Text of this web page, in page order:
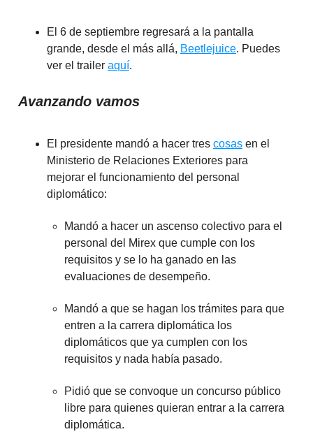
El 6 de septiembre regresará a la pantalla
grande, desde el más allá, Beetlejuice. Puedes
ver el trailer aquí.
Avanzando vamos
El presidente mandó a hacer tres cosas en el
Ministerio de Relaciones Exteriores para
mejorar el funcionamiento del personal
diplomático:
Mandó a hacer un ascenso colectivo para el
personal del Mirex que cumple con los
requisitos y se lo ha ganado en las
evaluaciones de desempeño.
Mandó a que se hagan los trámites para que
entren a la carrera diplomática los
diplomáticos que ya cumplen con los
requisitos y nada había pasado.
Pidió que se convoque un concurso público
libre para quienes quieran entrar a la carrera
diplomática.